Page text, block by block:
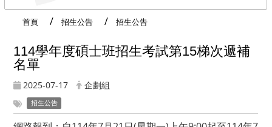
首頁 招生公告 招生公告
114學年度碩士班招生考試第15梯次遞補
名單
2025-07-17 企劃組
招生公告